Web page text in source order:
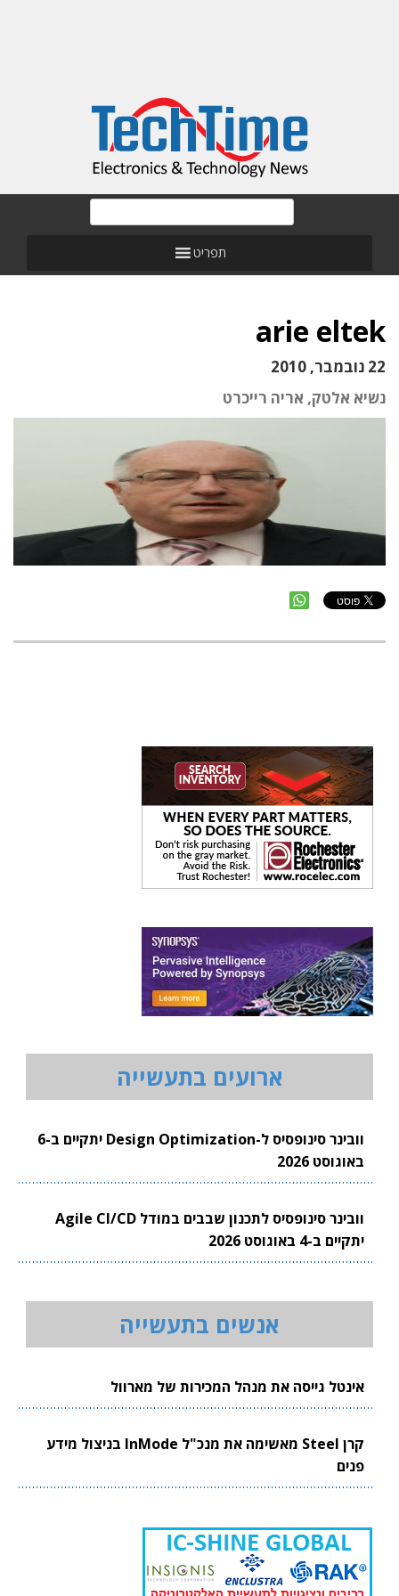
תפריט
arie eltek
22 נובמבר, 2010
נשיא אלטק, אריה רייכרט
ארועים בתעשייה
וובינר סינופסיס ל-Design Optimization יתקיים ב-6
באוגוסט 2026
וובינר סינופסיס לתכנון שבבים במודל Agile CI/CD
יתקיים ב-4 באוגוסט 2026
אנשים בתעשייה
אינטל גייסה את מנהל המכירות של מארוול
קרן Steel מאשימה את מנכ"ל InMode בניצול מידע
פנים